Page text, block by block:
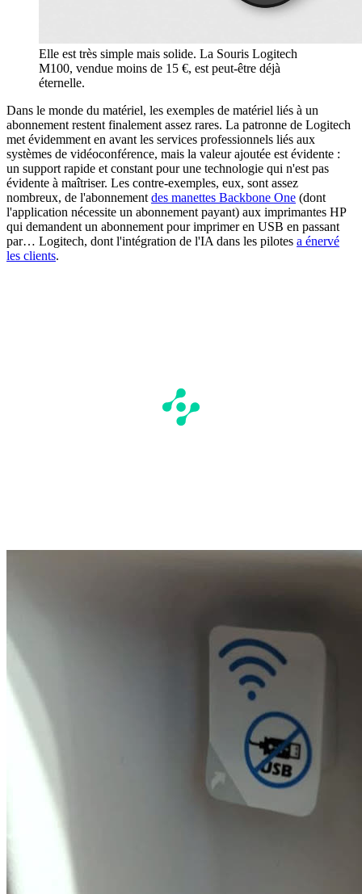
Elle est très simple mais solide. La Souris Logitech
M100, vendue moins de 15 €, est peut-être déjà
éternelle.
Dans le monde du matériel, les exemples de matériel liés à un
abonnement restent finalement assez rares. La patronne de Logitech
met évidemment en avant les services professionnels liés aux
systèmes de vidéoconférence, mais la valeur ajoutée est évidente :
un support rapide et constant pour une technologie qui n'est pas
évidente à maîtriser. Les contre-exemples, eux, sont assez
nombreux, de l'abonnement des manettes Backbone One (dont
l'application nécessite un abonnement payant) aux imprimantes HP
qui demandent un abonnement pour imprimer en USB en passant
par… Logitech, dont l'intégration de l'IA dans les pilotes a énervé
les clients.